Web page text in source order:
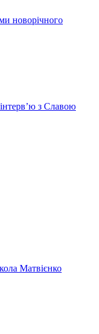
новорічного
з Славою
Матвієнко